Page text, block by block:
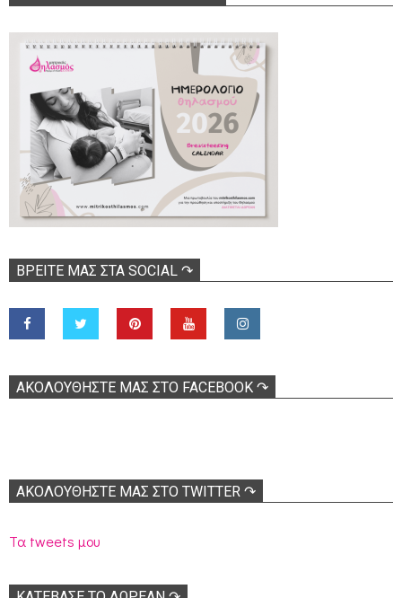
ΒΡΕΊΤΕ ΜΑΣ ΣΤΑ SOCIAL ↷
ΑΚΟΛOΥΘΉΣΤΕ ΜΑΣ ΣΤΟ FACEBOOK ↷
ΑΚΟΛΟΥΘΉΣΤΕ ΜΑΣ ΣΤΟ TWITTER ↷
Τα tweets μου